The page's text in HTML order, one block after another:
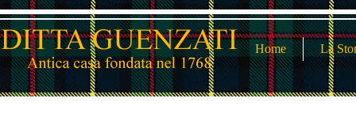
Home La